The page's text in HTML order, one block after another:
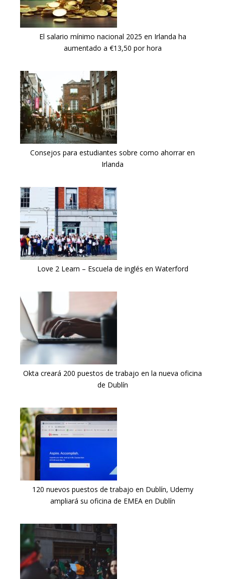
El salario mínimo nacional 2025 en Irlanda ha
aumentado a €13,50 por hora
Consejos para estudiantes sobre como ahorrar en
Irlanda
Love 2 Learn – Escuela de inglés en Waterford
Okta creará 200 puestos de trabajo en la nueva oficina
de Dublín
120 nuevos puestos de trabajo en Dublín, Udemy
ampliará su oficina de EMEA en Dublín